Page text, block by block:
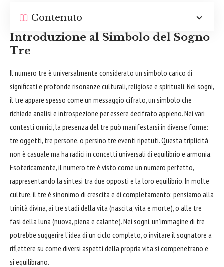
Contenuto
Introduzione al Simbolo del Sogno
Tre
Il numero tre è universalmente considerato un simbolo carico di
significati e profonde risonanze culturali, religiose e spirituali. Nei sogni,
il tre appare spesso come un messaggio cifrato, un simbolo che
richiede analisi e introspezione per essere decifrato appieno. Nei vari
contesti onirici, la presenza del tre può manifestarsi in diverse forme:
tre oggetti, tre persone, o persino tre eventi ripetuti. Questa triplicità
non è casuale ma ha radici in concetti universali di equilibrio e armonia.
Esotericamente, il numero tre è visto come un numero perfetto,
rappresentando la sintesi tra due opposti e la loro equilibrio. In molte
culture, il tre è sinonimo di crescita e di completamento; pensiamo alla
trinità divina, ai tre stadi della vita (nascita, vita e morte), o alle tre
fasi della luna (nuova, piena e calante). Nei sogni, un’immagine di tre
potrebbe suggerire l’idea di un ciclo completo, o invitare il sognatore a
riflettere su come diversi aspetti della propria vita si compenetrano e
si equilibrano.